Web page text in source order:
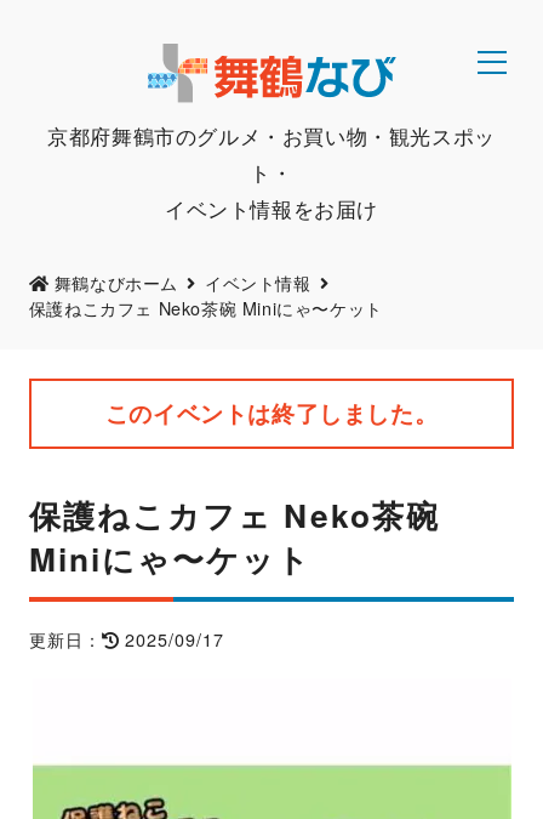
京都府舞鶴市のグルメ・お買い物・観光スポッ
ト・
イベント情報をお届け
舞鶴なびホーム
イベント情報
保護ねこカフェ Neko茶碗 Miniにゃ〜ケット
このイベントは終了しました。
保護ねこカフェ Neko茶碗
Miniにゃ〜ケット
更新日： 2025/09/17